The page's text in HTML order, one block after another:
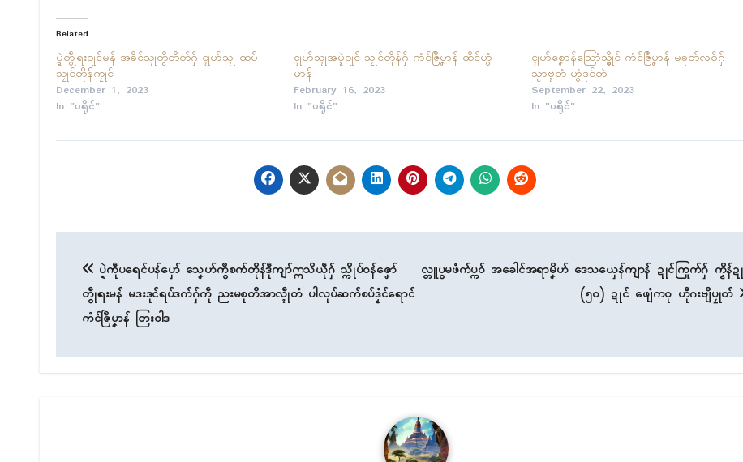
Related
ပ္ဍဲတွဵုရးဍုၚ်မန် အခိၚ်သ္ၚုတၟိတိတ်ဂှ် ၚုဟ်သ္ၚု ထပ်
သၠုၚ်တိုန်ကၠုၚ်
December 1, 2023
In "ပရိုၚ်"
ၚုဟ်သ္ၚုအပ္ဍဲဍုၚ် သၠုၚ်တိုန်ဂှ် ကံၚ်ဇြဳပၞာန် ထိၚ်ဟွံ
မာန်
February 16, 2023
In "ပရိုၚ်"
ၚုဟ်စၞောန်သြောံသ္ဇိုၚ် ကံၚ်ဇြဳပၞာန် မခုတ်လဝ်ဂှ်
သၟာဗ္ၚတံ ဟွံဒုၚ်တဲ
September 22, 2023
In "ပရိုၚ်"
navigation
ပ္ဍဲကဵုပရေၚ်ပန်ပှော် သၞေဟ်ကွဳစက်တိုန်ဒဵုကျာ်ဣသိယဵုဂှ် သ္ကိုပ်ဝန်ဇၞော်
တွဵုရးမန် မဒးဒုၚ်ရပ်ဒက်ဂှ်ကဵု ညးမစုတိအာလ္ၚဵုတံ ပါလုပ်ဆက်စပ်ဒၟံၚ်ရောၚ်
ကံၚ်ဇြဳပၞာန် တြးဝါဒ
လ္တူပွမဖံက်ပ္ကဝ် အခေါၚ်အရာမၞိဟ် ဒေသယှေန်ကျာန် ဍုၚ်ကြုက်ဂှ် ကၟိန်
(၅၀) ဍုၚ် ဖျေံကဝု ဟီုဂးဗျိပၠုတ်